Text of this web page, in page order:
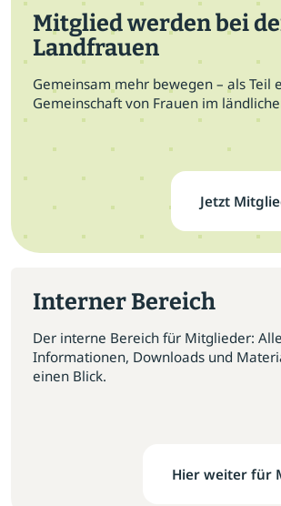
Mitglied werden bei
Landfrauen
Gemeinsam mehr bewegen – als Teil
Gemeinschaft von Frauen im
Jetzt
Interner Bereich
Der interne Bereich für Mitglieder:
Informationen, Downloads und
einen Blick.
Hier weiter für